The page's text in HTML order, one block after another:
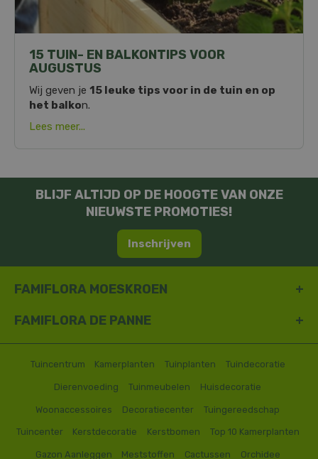
15 TUIN- EN BALKONTIPS VOOR
AUGUSTUS
Wij geven je 15 leuke tips voor in de tuin en op
het balkon.
Lees meer...
BLIJF ALTIJD OP DE HOOGTE VAN ONZE
NIEUWSTE PROMOTIES!
Inschrijven
FAMIFLORA MOESKROEN
FAMIFLORA DE PANNE
Tuincentrum Kamerplanten Tuinplanten Tuindecoratie
Dierenvoeding Tuinmeubelen Huisdecoratie
Woonaccessoires Decoratiecenter Tuingereedschap
Tuincenter Kerstdecoratie Kerstbomen Top 10 Kamerplanten
Gazon Aanleggen Meststoffen Cactussen Orchidee